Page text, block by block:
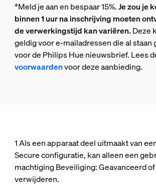
*Meld je aan en bespaar 15%.Je zou je
binnen 1 uur na inschrijving moeten
de verwerkingstijd kan variëren. Deze
geldig voor e-mailadressen die al
voor de Philips Hue nieuwsbrief. Lees
voorwaardenvoor deze aanbieding.
1 Als een apparaat deel uitmaakt van
Secure configuratie, kan alleen een
machtiging Beveiliging: Geavanceerd
verwijderen.